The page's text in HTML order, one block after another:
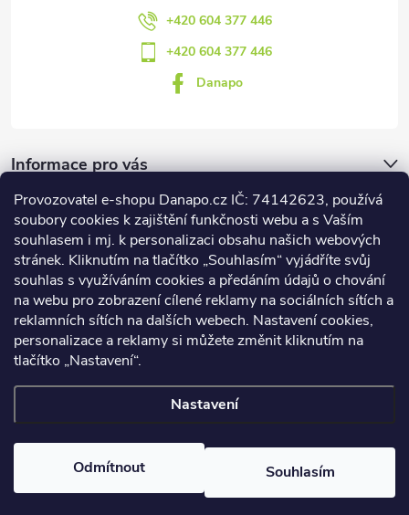
Provozovatel e-shopu Danapo.cz IČ: 74142623, používá
soubory cookies k zajištění funkčnosti webu a s Vaším
souhlasem i mj. k personalizaci obsahu našich webových
stránek. Kliknutím na tlačítko „Souhlasím“ vyjádříte svůj
souhlas s využíváním cookies a předáním údajů o chování
na webu pro zobrazení cílené reklamy na sociálních sítích a
reklamních sítích na dalších webech. Nastavení cookies,
personalizace a reklamy si můžete změnit kliknutím na
tlačítko „Nastavení“.
Nastavení
Odmítnout Souhlasím
+420 604 377 446
+420 604 377 446
Danapo
Informace pro vás
Dotazník
Co upřednosťnujete?
Počet hlasů:437
Facebook
Upravit nastavení cookies